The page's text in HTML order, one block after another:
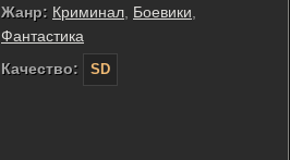
Жанр: Криминал Боевики
Фантастика
Качество:
SD